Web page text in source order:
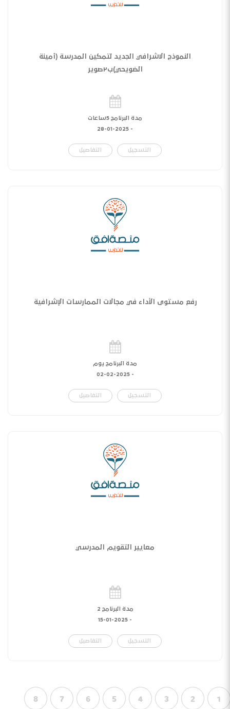
النموذج الاشرافي الجديد لتمكين المدرسة (أمينة
الضويحي)ب٢صوير
مدة البرنامج 5ساعات
-
28-01-2025
التسجيل التفاصيل
رفع مستوى الأداء في مجالات الممارسات الإشرافية
مدة البرنامج يوم
-
02-02-2025
التسجيل التفاصيل
معايير التقويم المدرسي
مدة البرنامج 2
-
15-01-2025
التسجيل التفاصيل
1
2
3
4
5
6
7
8